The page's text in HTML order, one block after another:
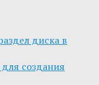
диска в
создания